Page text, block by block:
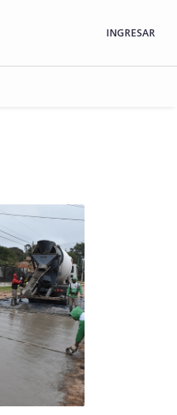
INGRESAR